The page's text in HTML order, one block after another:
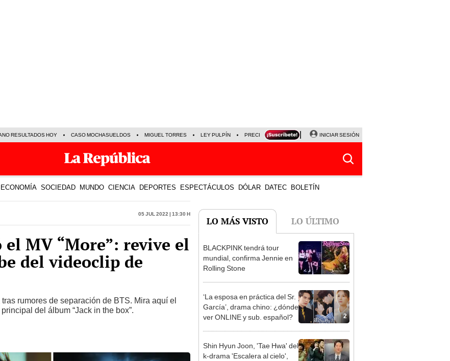
RESULTADOS HOY CASO MOCHASUELDOS MIGUEL TORRES LEY PULPÍN PRECIO DEL DÓLAR CORTE DE LUZ VIERNES 7 DE AGOSTO
INICIAR SESIÓN
ECONOMÍA SOCIEDAD MUNDO CIENCIA DEPORTES ESPECTÁCULOS DÓLAR DATEC BOLETÍN
05 Jul 2022 | 13:30 h
el MV “More”: revive el
del videoclip de
rumores de separación de BTS. Mira aquí el
del álbum “Jack in the box”.
LO MÁS VISTO LO ÚLTIMO
1
BLACKPINK tendrá tour
mundial, confirma Jennie en
Rolling Stone
2
‘La esposa en práctica del Sr.
García’, drama chino: ¿dónde
ver ONLINE y sub. español?
Shin Hyun Joon, 'Tae Hwa' del
k-drama 'Escalera al cielo',